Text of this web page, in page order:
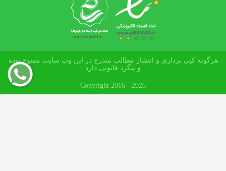
هرگونه کپی برداری و انتشار مطالب مندرج در این وب سایت ممنوع بوده
و پیگرد قانونی دارد
Copyright 2016 - 2026